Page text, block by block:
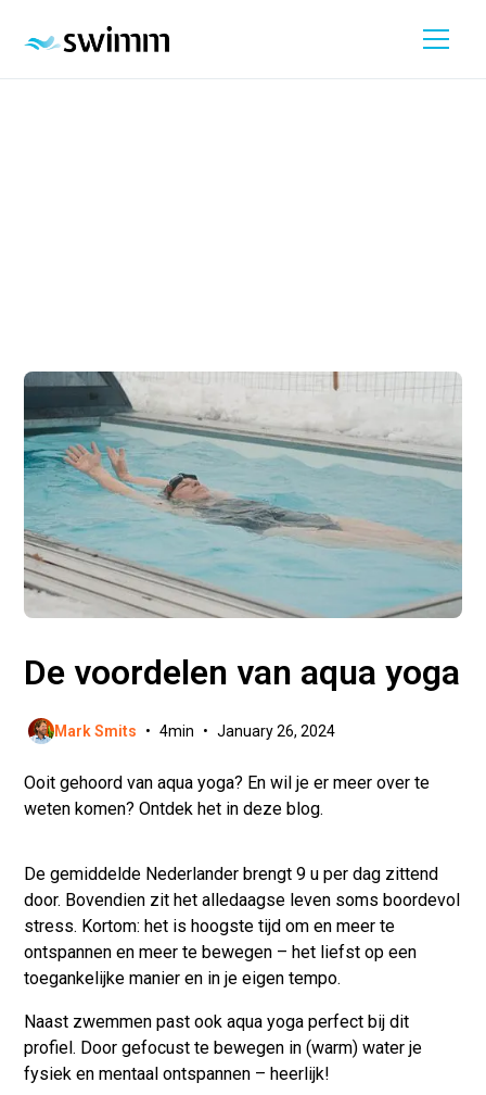
De voordelen van aqua yoga
Mark Smits • 4min • January 26, 2024
Ooit gehoord van aqua yoga? En wil je er meer over te
weten komen? Ontdek het in deze blog.
De gemiddelde Nederlander brengt 9 u per dag zittend
door. Bovendien zit het alledaagse leven soms boordevol
stress. Kortom: het is hoogste tijd om en meer te
ontspannen en meer te bewegen – het liefst op een
toegankelijke manier en in je eigen tempo.
Naast zwemmen past ook aqua yoga perfect bij dit
profiel. Door gefocust te bewegen in (warm) water je
fysiek en mentaal ontspannen – heerlijk!